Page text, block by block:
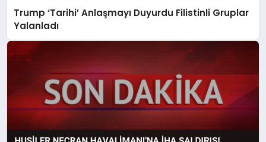
Trump ‘Tarihi’ Anlaşmayı Duyurdu Filistinli Gruplar
Yalanladı